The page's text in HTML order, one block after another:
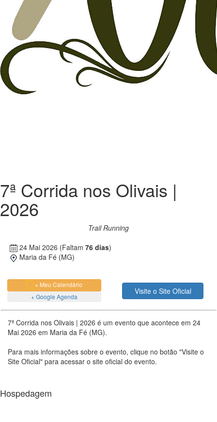
7ª Corrida nos Olivais |
2026
Trail Running
24 Mai 2026 (Faltam 76 dias)
Maria da Fé (MG)
+ Meu Calendário
+ Google Agenda
Visite o Site Oficial
7ª Corrida nos Olivais | 2026 é um evento que acontece em 24
Mai 2026 em Maria da Fé (MG).
Para mais informações sobre o evento, clique no botão "Visite o
Site Oficial" para acessar o site oficial do evento.
Hospedagem